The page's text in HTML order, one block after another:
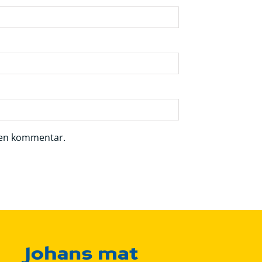
kommentar.